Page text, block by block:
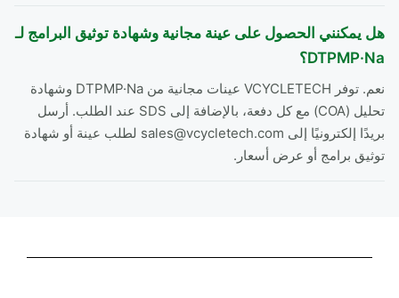
هل يمكنني الحصول على عينة مجانية وشهادة توثيق البرامج لـ
DTPMP·Na؟
نعم. توفر VCYCLETECH عينات مجانية من DTPMP·Na وشهادة
تحليل (COA) مع كل دفعة، بالإضافة إلى SDS عند الطلب. أرسل
بريدًا إلكترونيًا إلى sales@vcycletech.com لطلب عينة أو شهادة
توثيق برامج أو عرض أسعار.